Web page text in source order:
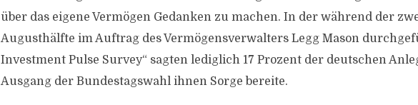
über das eigene Vermögen Gedanken zu machen. In der während der
Augusthälfte im Auftrag des Vermögensverwalters Legg Mason
Investment Pulse Survey“ sagten lediglich 17 Prozent der deutschen
Ausgang der Bundestagswahl ihnen Sorge bereite.